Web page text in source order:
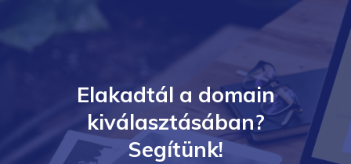
Elakadtál a domain
kiválasztásában?
Segítünk!